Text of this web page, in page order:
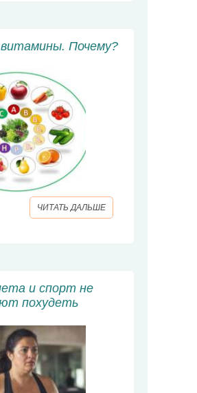
Почему?
ЧИТАТЬ ДАЛЬШЕ
и спорт не
похудеть